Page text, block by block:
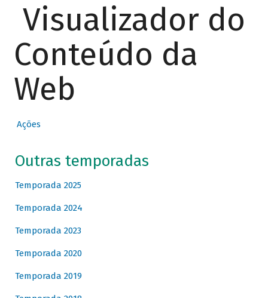
Visualizador do
Conteúdo da
Web
Ações
Outras temporadas
Temporada 2025
Temporada 2024
Temporada 2023
Temporada 2020
Temporada 2019